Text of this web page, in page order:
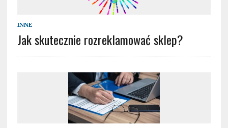
INNE
Jak skutecznie rozreklamować sklep?